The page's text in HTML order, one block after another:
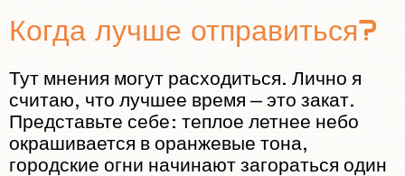
Когда лучше отправиться?
Тут мнения могут расходиться. Лично я
считаю, что лучшее время — это закат.
Представьте себе: теплое летнее небо
окрашивается в оранжевые тона,
городские огни начинают загораться один